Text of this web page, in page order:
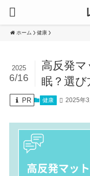
ホーム 健康
高反発
眠？選び
2025
6/16
PR 健康 2025年